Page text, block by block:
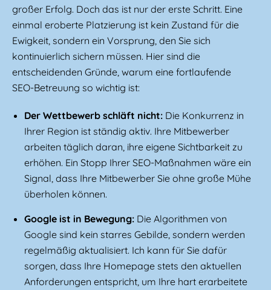
großer Erfolg. Doch das ist nur der erste Schritt. Eine
einmal eroberte Platzierung ist kein Zustand für die
Ewigkeit, sondern ein Vorsprung, den Sie sich
kontinuierlich sichern müssen. Hier sind die
entscheidenden Gründe, warum eine fortlaufende
SEO-Betreuung so wichtig ist:
Der Wettbewerb schläft nicht: Die Konkurrenz in
Ihrer Region ist ständig aktiv. Ihre Mitbewerber
arbeiten täglich daran, ihre eigene Sichtbarkeit zu
erhöhen. Ein Stopp Ihrer SEO-Maßnahmen wäre ein
Signal, dass Ihre Mitbewerber Sie ohne große Mühe
überholen können.
Google ist in Bewegung: Die Algorithmen von
Google sind kein starres Gebilde, sondern werden
regelmäßig aktualisiert. Ich kann für Sie dafür
sorgen, dass Ihre Homepage stets den aktuellen
Anforderungen entspricht, um Ihre hart erarbeitete